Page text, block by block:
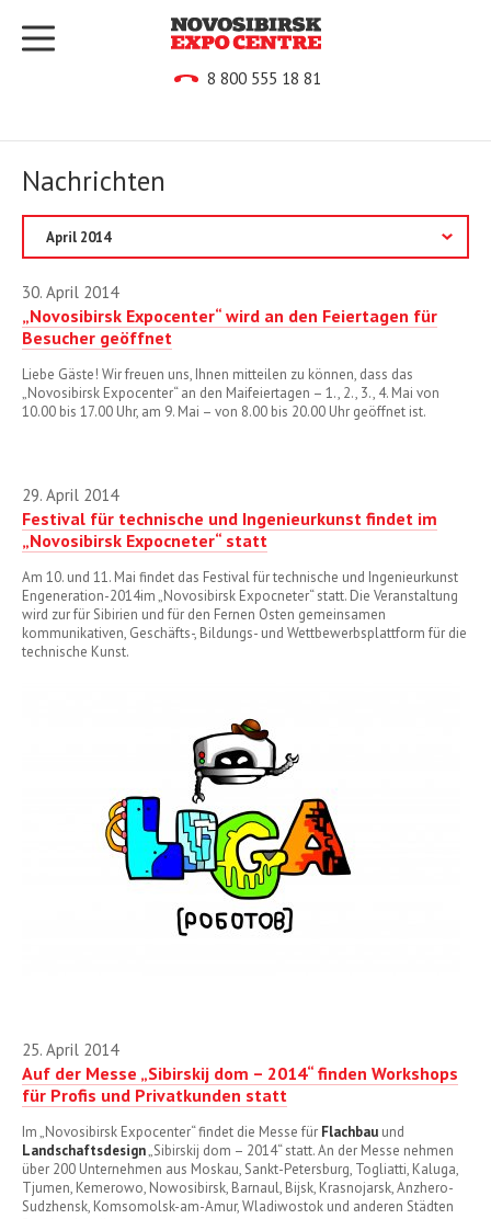
8 800 555 18 81
Nachrichten
2020
2019
2017
2016
2014
Januar
Februar
März
April
September
30. April 2014
„Novosibirsk Expocenter“ wird an den Feiertagen für
Besucher geöffnet
Liebe Gäste! Wir freuen uns, Ihnen mitteilen zu können, dass das
„Novosibirsk Expocenter“ an den Maifeiertagen – 1., 2., 3., 4. Mai von
10.00 bis 17.00 Uhr, am 9. Mai – von 8.00 bis 20.00 Uhr geöffnet ist.
29. April 2014
Festival für technische und Ingenieurkunst findet im
„Novosibirsk Expocneter“ statt
Am 10. und 11. Mai findet das Festival für technische und Ingenieurkunst
Engeneration-2014im „Novosibirsk Expocneter“ statt. Die Veranstaltung
wird zur für Sibirien und für den Fernen Osten gemeinsamen
kommunikativen, Geschäfts-, Bildungs- und Wettbewerbsplattform für die
technische Kunst.
25. April 2014
Auf der Messe „Sibirskij dom – 2014“ finden Workshops
für Profis und Privatkunden statt
Im „Novosibirsk Expocenter“ findet die Messe für Flachbau und
Landschaftsdesign„Sibirskij dom – 2014“ statt. An der Messe nehmen
über 200 Unternehmen aus Moskau, Sankt-Petersburg, Togliatti, Kaluga,
Tjumen, Kemerowo, Nowosibirsk, Barnaul, Bijsk, Krasnojarsk, Anzhero-
Sudzhensk, Komsomolsk-am-Amur, Wladiwostok und anderen Städten